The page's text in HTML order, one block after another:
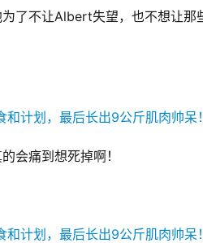
了不让Albert失望，也不想让那
会痛到想死掉啊！